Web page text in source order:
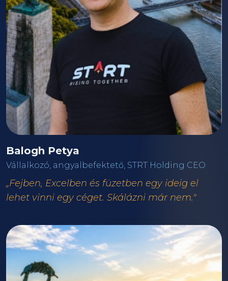
Balogh Petya
Vállalkozó, angyalbefektető, STRT Holding CEO
„Fejben, Excelben és füzetben egy ideig el
lehet vinni egy céget. Skálázni már nem."